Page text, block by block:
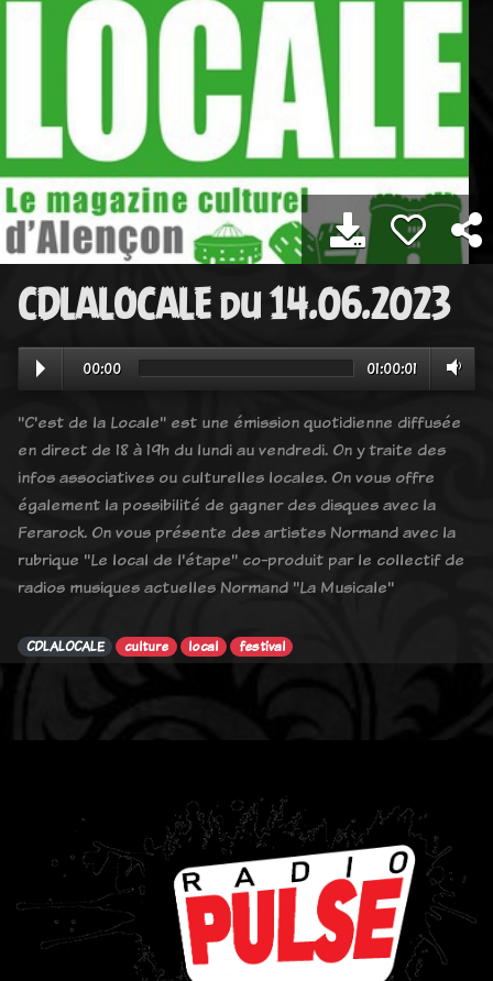
CDLALOCALE du 14.06.2023
00:00 01:00:01
"C'est de la Locale" est une émission quotidienne diffusée
en direct de 18 à 19h du lundi au vendredi. On y traite des
infos associatives ou culturelles locales. On vous offre
également la possibilité de gagner des disques avec la
Ferarock. On vous présente des artistes Normand avec la
rubrique "Le local de l'étape" co-produit par le collectif de
radios musiques actuelles Normand "La Musicale"
CDLALOCALE culture local festival